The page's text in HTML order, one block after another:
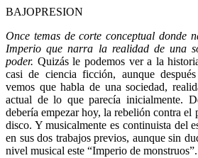
BAJOPRESION
Once temas de corte conceptual donde
Imperio que narra la realidad de una
poder. Quizás le podemos ver a la
casi de ciencia ficción, aunque
vemos que habla de una sociedad,
actual de lo que parecía inicialmente.
debería empezar hoy, la rebelión contra el
disco. Y musicalmente es continuista del
en sus dos trabajos previos, aunque sin
nivel musical este “Imperio de monstruos”.